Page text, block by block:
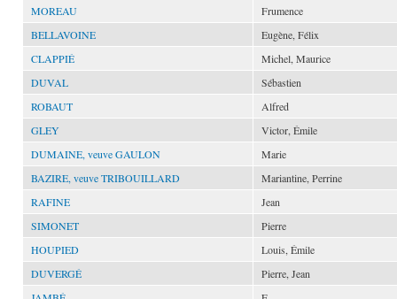
MOREAU
Frumence
BELLAVOINE
Eugène, Félix
CLAPPIÉ
Michel, Maurice
DUVAL
Sébastien
ROBAUT
Alfred
GLEY
Victor, Émile
DUMAINE, veuve GAULON
Marie
BAZIRE, veuve TRIBOUILLARD
Mariantine, Perrine
RAFINE
Jean
SIMONET
Pierre
HOUPIED
Louis, Émile
DUVERGÉ
Pierre, Jean